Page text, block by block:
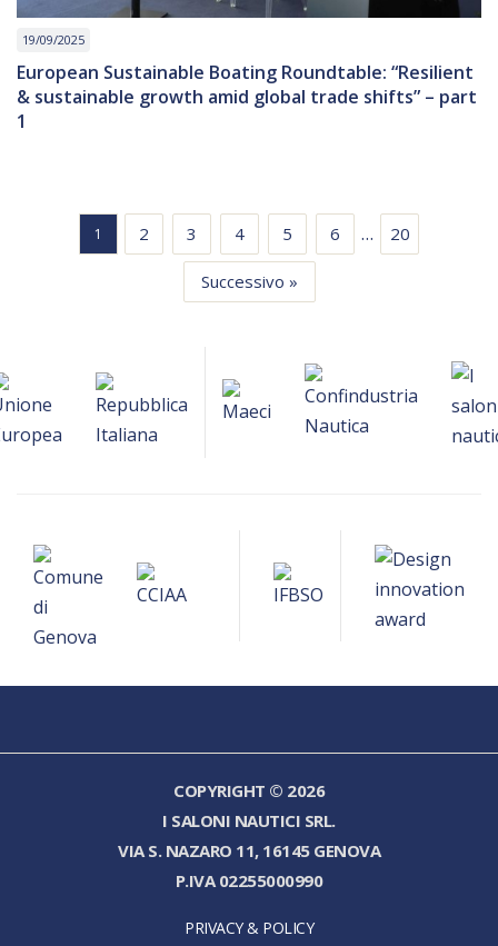
19/09/2025
European Sustainable Boating Roundtable: “Resilient
& sustainable growth amid global trade shifts” – part
1
1 2 3 4 5 6 … 20
Successivo »
COPYRIGHT © 2026
I SALONI NAUTICI SRL.
VIA S. NAZARO 11, 16145 GENOVA
P.IVA 02255000990
PRIVACY & POLICY